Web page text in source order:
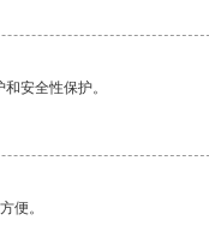
安全性保护。
便。